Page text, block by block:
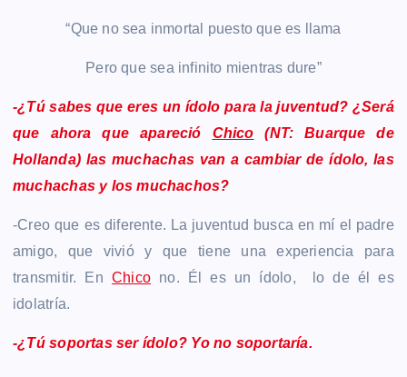
“Que no sea inmortal puesto que es llama
Pero que sea infinito mientras dure”
-¿Tú sabes que eres un ídolo para la juventud? ¿Será
que ahora que apareció Chico (NT: Buarque de
Hollanda) las muchachas van a cambiar de ídolo, las
muchachas y los muchachos?
-Creo que es diferente. La juventud busca en mí el padre
amigo, que vivió y que tiene una experiencia para
transmitir. EnChico no. Él es un ídolo, lo de él es
idolatría.
-¿Tú soportas ser ídolo? Yo no soportaría.